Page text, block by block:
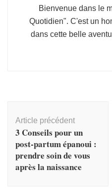
Bienvenue dans le
Quotidien". C'est un
dans cette belle
d'article
Article précédent
3 Conseils pour un
post-partum épanoui :
prendre soin de vous
après la naissance